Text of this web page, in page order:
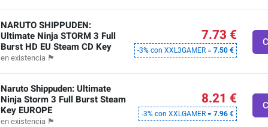
NARUTO SHIPPUDEN:
Ultimate Ninja STORM 3 Full
Burst HD EU Steam CD Key
en existencia 🏴
7.73 €
-3% con XXL3GAMER = 7.50 €
Naruto Shippuden: Ultimate
Ninja Storm 3 Full Burst Steam
Key EUROPE
en existencia 🏴
8.21 €
-3% con XXLGAMER = 7.96 €